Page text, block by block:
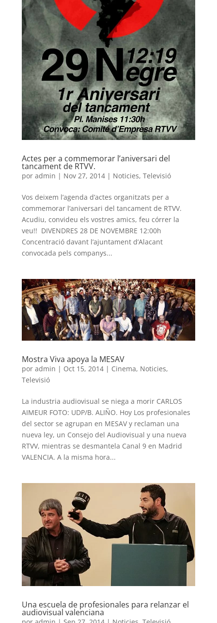
Actes per a commemorar l’aniversari del
tancament de RTVV.
por admin | Nov 27, 2014| Noticies, Televisió
Vos deixem l’agenda d’actes organitzats per a
commemorar l’aniversari del tancament de RTVV.
Acudiu, convideu els vostres amics, feu córrer la
veu!! ​ DIVENDRES 28 DE NOVEMBRE 12:00h
Concentració davant l’ajuntament d’Alacant
convocada pels companys...
Mostra Viva apoya la MESAV
por admin | Oct 15, 2014| Cinema, Noticies,
Televisió
La industria audiovisual se niega a morir CARLOS
AIMEUR FOTO: UDP/B. ALIÑO. Hoy Los profesionales
del sector se agrupan en MESAV y reclaman una
nueva ley, un Consejo del Audiovisual y una nueva
RTVV, mientras se desmantela Canal 9 en Madrid
VALENCIA. A la misma hora...
Una escuela de profesionales para relanzar el
audiovisual valenciana